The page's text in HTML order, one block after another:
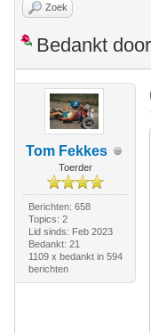
Zoek
Bedankt
Tom Fekkes
Toerder
Berichten: 658
Topics: 2
Lid sinds: Feb 2023
Bedankt: 21
1109 x bedankt in 594
berichten